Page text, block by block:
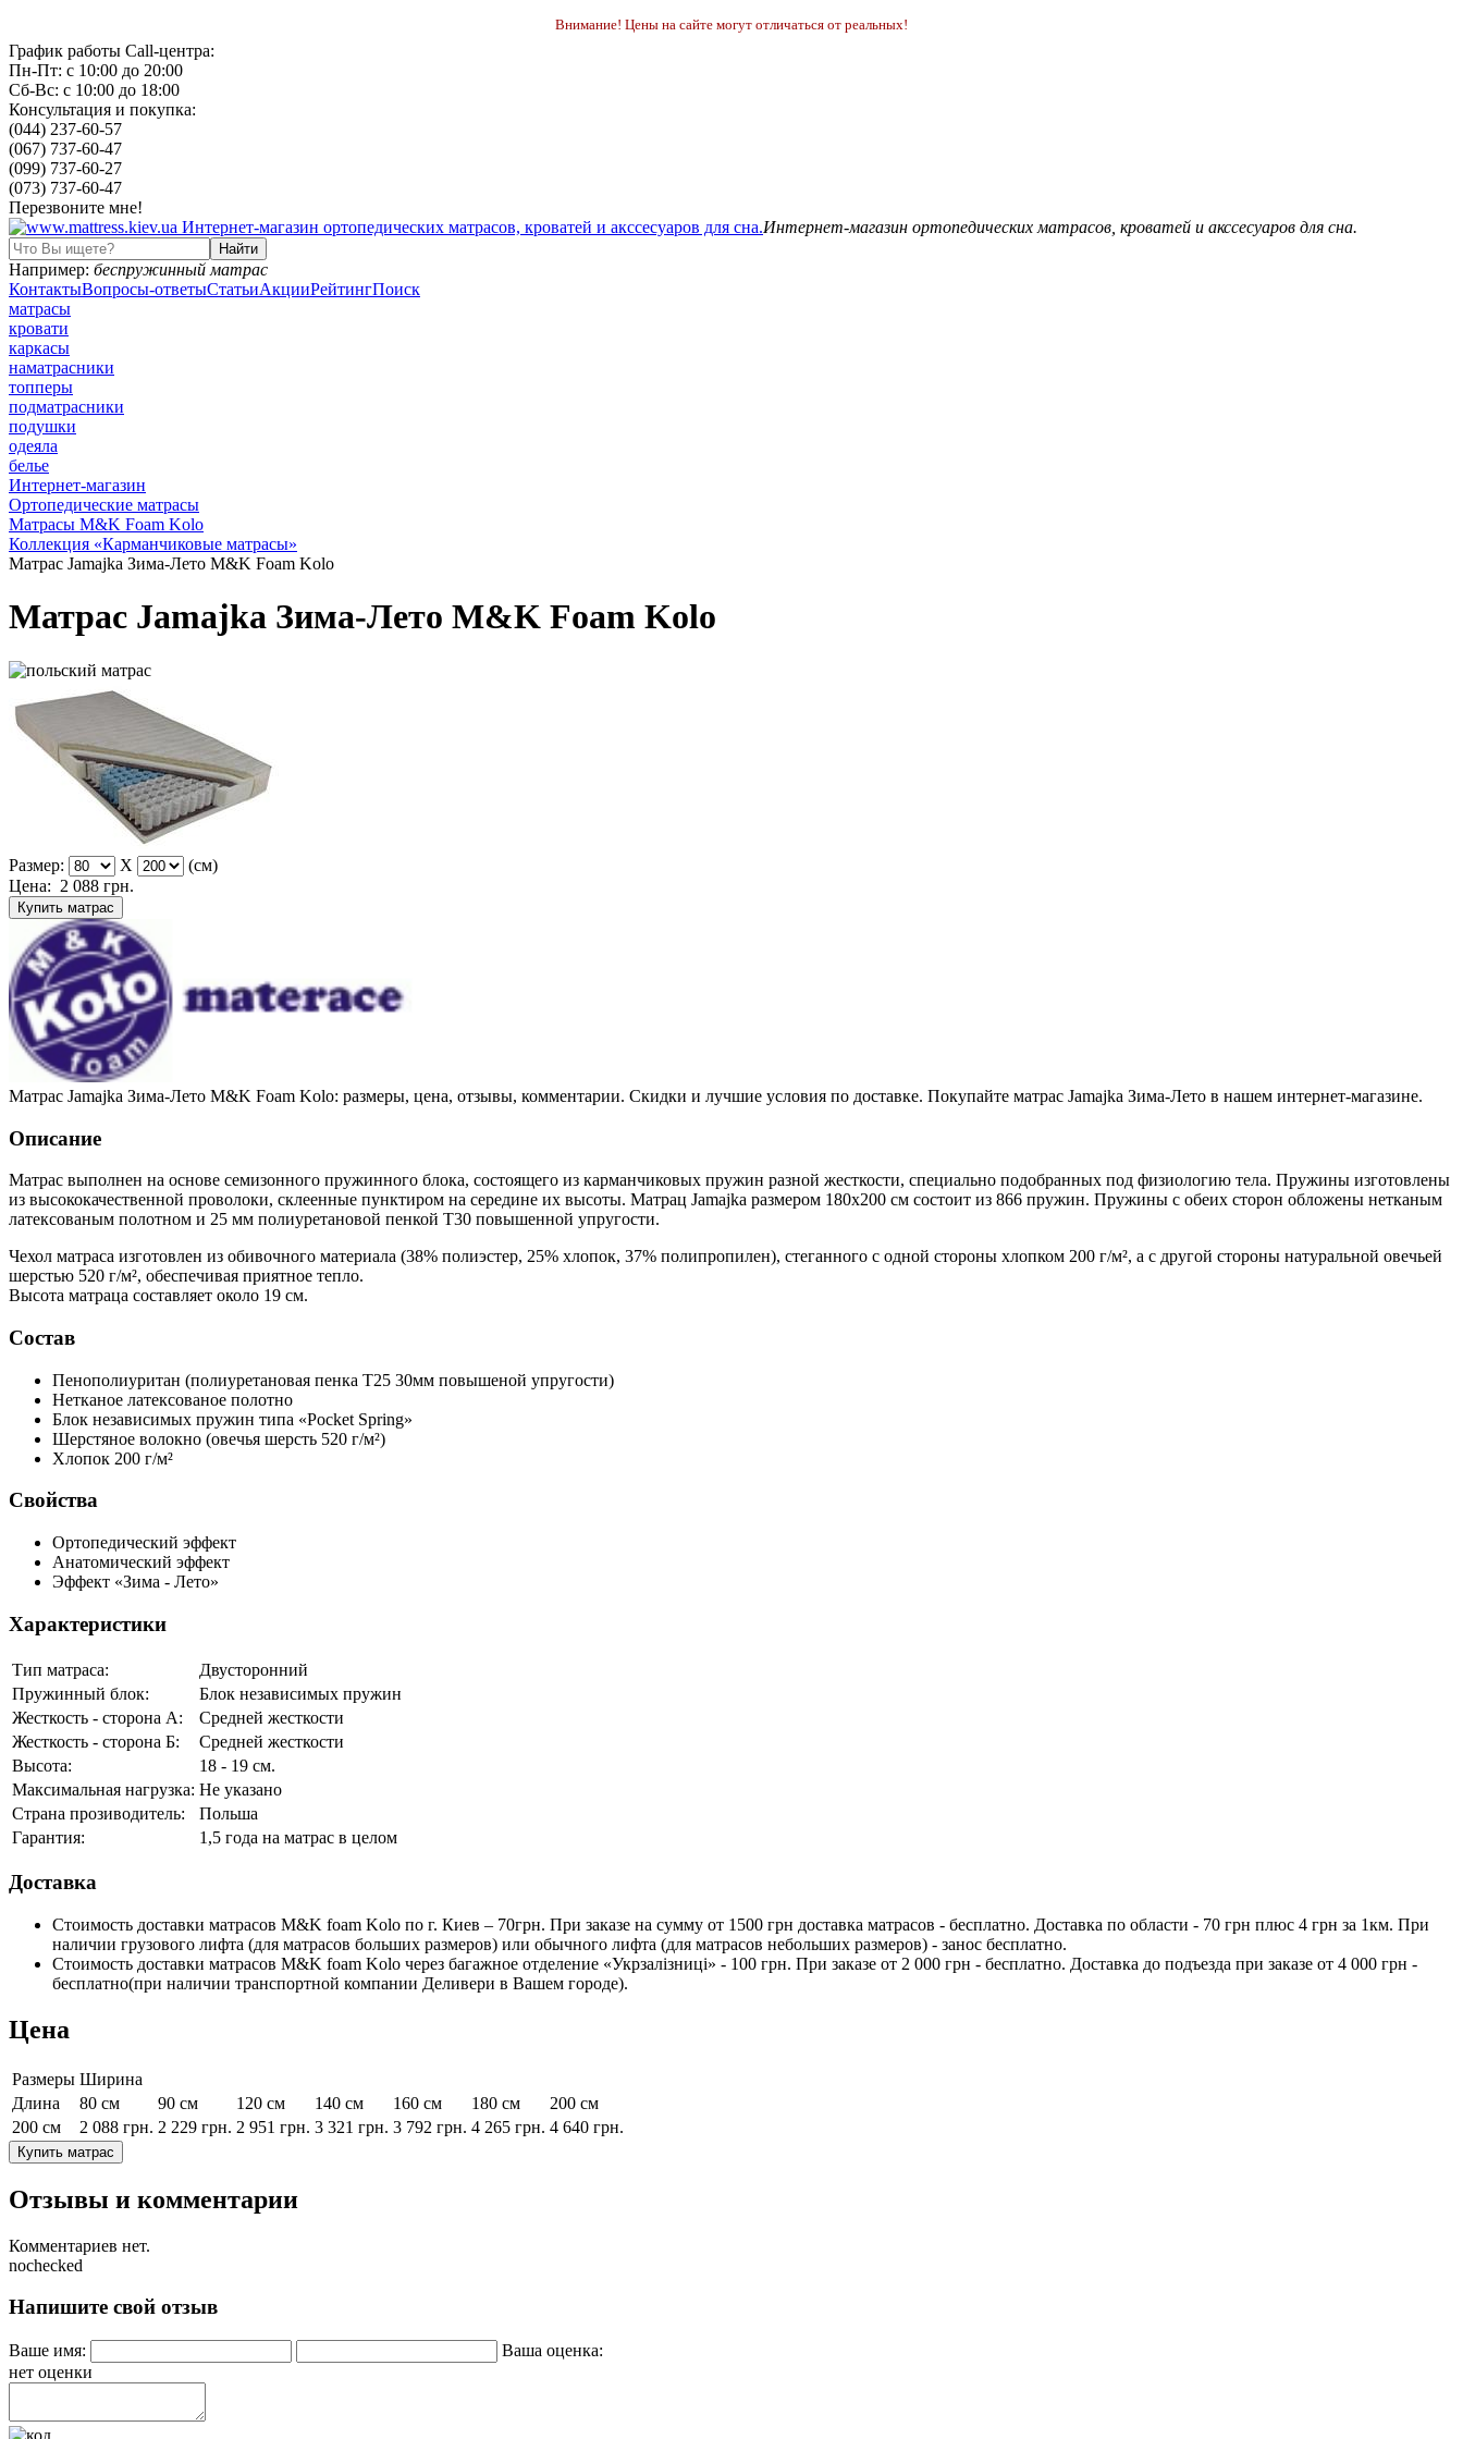
Внимание! Цены на сайте могут отличаться от реальных!
График работы Call-центра:
Пн-Пт: с 10:00 до 20:00
Сб-Вс: с 10:00 до 18:00
Консультация и покупка:
(044) 237-60-57
(067) 737-60-47
(099) 737-60-27
(073) 737-60-47
Перезвоните мне!
Интернет-магазин ортопедических матрасов, кроватей и акссесуаров для сна.
Например: беспружинный матрас
КонтактыВопросы-ответыСтатьиАкцииРейтингПоиск
матрасы
кровати
каркасы
наматрасники
топперы
подматрасники
подушки
одеяла
белье
Интернет-магазин
Ортопедические матрасы
Матрасы M&K Foam Kolo
Коллекция «Карманчиковые матрасы»
Матрас Jamajka Зима-Лето M&K Foam Kolo
Матрас Jamajka Зима-Лето M&K Foam Kolo
Размер: X
(см)
Цена: 2 088 грн.
Купить матрас
Матрас Jamajka Зима-Лето M&K Foam Kolo: размеры, цена, отзывы, комментарии. Скидки и лучшие условия по доставке. Покупайте матрас Jamajka Зима-Лето в нашем интернет-магазине.
Описание
Матрас выполнен на основе семизонного пружинного блока, состоящего из карманчиковых пружин разной жесткости, специально подобранных под физиологию тела. Пружины изготовлены
из высококачественной проволоки, склеенные пунктиром на середине их высоты. Матрац Jamajka размером 180х200 см состоит из 866 пружин. Пружины с обеих сторон обложены нетканым
латексованым полотном и 25 мм полиуретановой пенкой Т30 повышенной упругости.
Чехол матраса изготовлен из обивочного материала (38% полиэстер, 25% хлопок, 37% полипропилен), стеганного с одной стороны хлопком 200 г/м², а с другой стороны натуральной овечьей
шерстью 520 г/м², обеспечивая приятное тепло.
Высота матраца составляет около 19 см.
Состав
Пенополиуритан (полиуретановая пенка Т25 30мм повышеной упругости)
Нетканое латексованое полотно
Блок независимых пружин типа «Pocket Spring»
Шерстяное волокно (овечья шерсть 520 г/м²)
Хлопок 200 г/м²
Свойства
Ортопедический эффект
Анатомический эффект
Эффект «Зима - Лето»
Характеристики
Тип матраса:
Двусторонний
Пружинный блок:
Блок независимых пружин
Жесткость - сторона А:
Средней жесткости
Жесткость - сторона Б:
Средней жесткости
Высота:
18 - 19 см.
Максимальная нагрузка: Не указано
Страна прозиводитель:
Польша
Гарантия:
1,5 года на матрас в целом
Доставка
Стоимость доставки матрасов M&K foam Kolo по г. Киев – 70грн. При заказе на сумму от 1500 грн доставка матрасов - бесплатно. Доставка по области - 70 грн плюс 4 грн за 1км. При
наличии грузового лифта (для матрасов больших размеров) или обычного лифта (для матрасов небольших размеров) - занос бесплатно.
Стоимость доставки матрасов M&K foam Kolo через багажное отделение «Укрзалізниці» - 100 грн. При заказе от 2 000 грн - бесплатно. Доставка до подъезда при заказе от 4 000 грн -
бесплатно(при наличии транспортной компании Деливери в Вашем городе).
Цена
Размеры Ширина
Длина
80 см 90 см 120 см 140 см 160 см 180 см
200 см
200 см
2 088 грн. 2 229 грн. 2 951 грн. 3 321 грн. 3 792 грн. 4 265 грн. 4 640 грн.
Купить матрас
Отзывы и комментарии
Комментариев нет.
nochecked
Напишите свой отзыв
Ваше имя:
Ваша оценка:
нет оценки